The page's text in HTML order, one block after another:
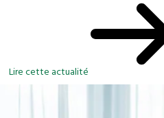
Lire cette actualité